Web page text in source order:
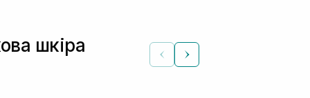
шкіра